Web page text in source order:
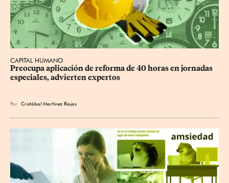
CAPITAL HUMANO
Preocupa aplicación de reforma de 40 horas en jornadas
especiales, advierten expertos
Por Cristóbal Martínez Riojas